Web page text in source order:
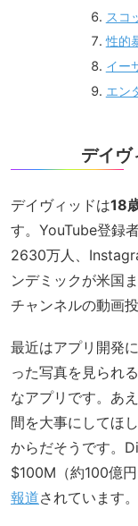
スコ
性的
イー
エン
デイヴ
デイヴィッドは18
す。YouTube登録
2630万人、
ンデミックが米国
チャンネルの動画
最近はアプリ開発
った写真を見られ
なアプリです。あ
間を大事にしてほ
からだそうです。
$100M（約100億
報道されています。